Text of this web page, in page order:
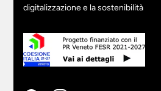
digitalizzazione e la sostenibilità